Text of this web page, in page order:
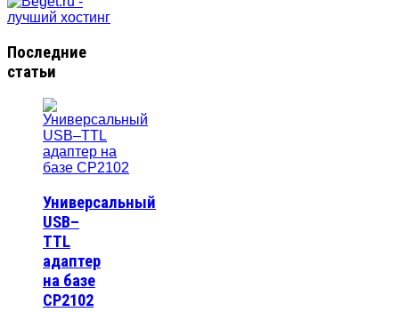
Последние
статьи
Универсальный
USB–
TTL
адаптер
на базе
CP2102